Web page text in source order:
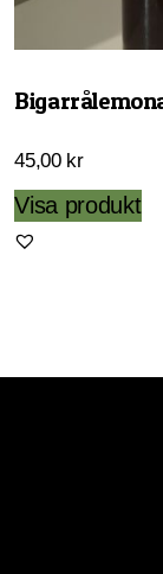
45,00 kr
Visa produkt